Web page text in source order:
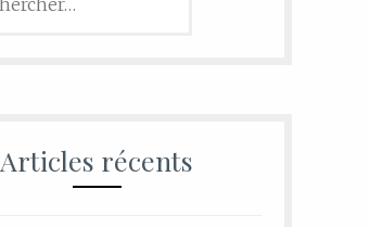
Articles récents